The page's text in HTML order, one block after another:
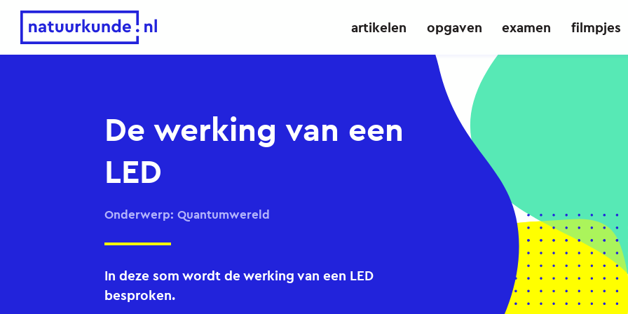
Natuurkunde.nl
artikelen opgaven examen filmpjes
De werking van een
LED
Onderwerp: Quantumwereld
In deze som wordt de werking van een LED
besproken.